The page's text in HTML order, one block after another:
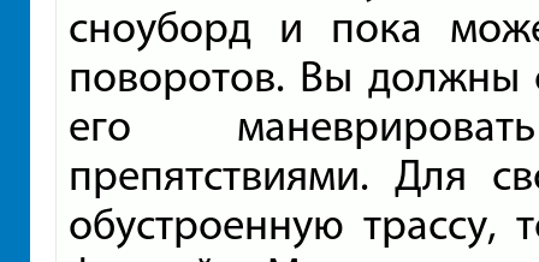
сноуборд и пока
поворотов. Вы должны
его
препятствиями. Для
обустроенную трассу,